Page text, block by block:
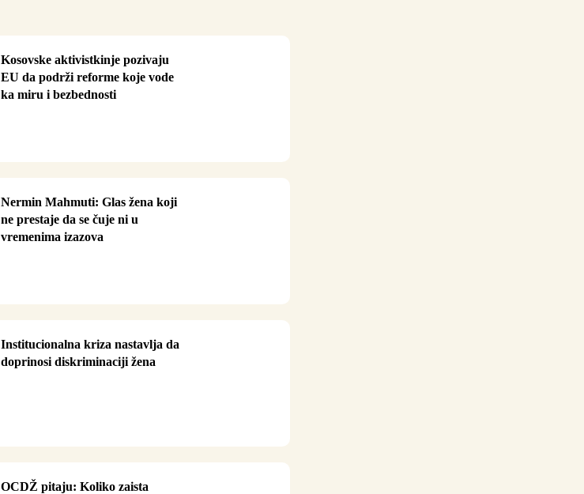
Kosovske aktivistkinje pozivaju
EU da podrži reforme koje vode
ka miru i bezbednosti
Nermin Mahmuti: Glas žena koji
ne prestaje da se čuje ni u
vremenima izazova
Institucionalna kriza nastavlja da
doprinosi diskriminaciji žena
OCDŽ pitaju: Koliko zaista